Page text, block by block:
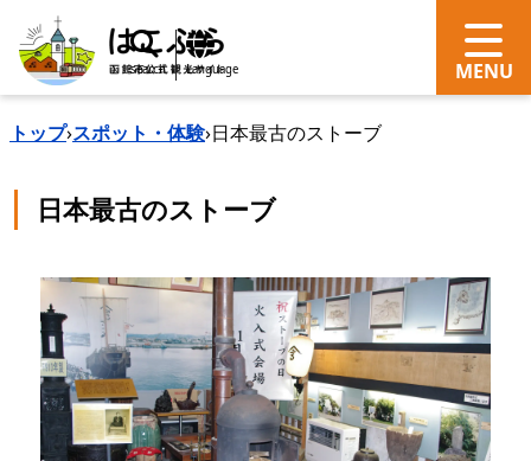
search Language
トップ›スポット・体験›日本最古のストーブ
日本最古のストーブ